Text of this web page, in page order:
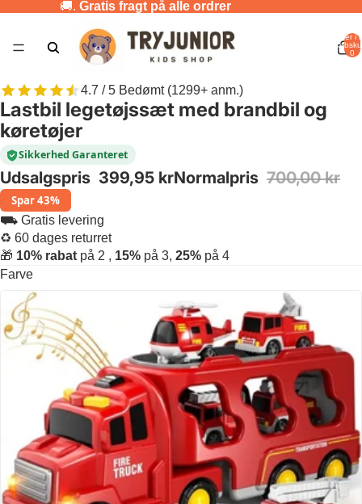
🚚. Gratis fragt på alle ordrer
Varer i
0
4.7 / 5 Bedømt (1299+ anm.)
Lastbil legetøjssæt med brandbil og
køretøjer
Sikkerhed Garanteret
Udsalgspris 399,95 krNormalpris 700,00 kr
Spar 43%
⛟ Gratis levering
♻ 60 dages returret
🎁 10% rabat på 2 , 15% på 3, 25% på 4
Farve